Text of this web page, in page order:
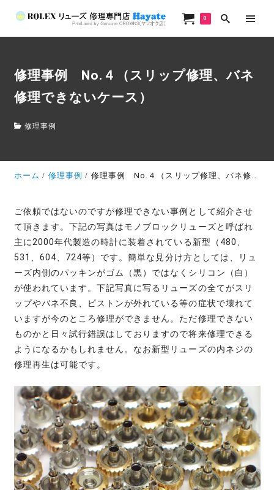
0
修理事例 No.４（スリップ修理、バネ
修理できないケース）
修理事例
ホーム 修理事例 修理事例 No.４（スリップ修理、バネ修理できないケース）
ご依頼ではないのですが修理できない事例として紹介させ
て頂きます。下記の写真はモノブロックリューズと呼ばれ
主に2000年代製造の時計に装着されている新型（480、
531、604、724等）です。簡単な見分け方としては、リュ
ーズ内側のパッキンがゴム（黒）ではなくシリコン（白）
が使われています。下記写真に写るリューズの全てがスリ
ップやバネ不良、ピストンが外れている等の症状で壊れて
いますが今のところ修理ができません。ただ修理できない
ものかと日々試行錯誤はしておりますので将来修理できる
ようになるかもしれません。なお新型リューズの内ネジの
修理再生は可能です。